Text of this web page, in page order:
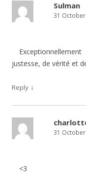
Sulman
31
justesse, de vérité et
Reply ↓
31
<3